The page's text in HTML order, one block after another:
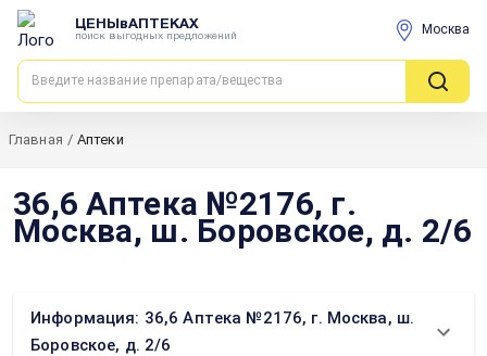
ЦЕНЫвАПТЕКАХ
поиск выгодных предложений Москва
Главная / Аптеки
36,6 Аптека №2176, г.
Москва, ш. Боровское, д. 2/6
Информация: 36,6 Аптека №2176, г. Москва, ш.
Боровское, д. 2/6